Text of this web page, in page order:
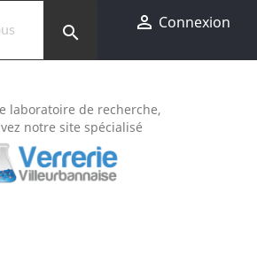
search  Connexion
laboratoire de recherche,
notre site spécialisé